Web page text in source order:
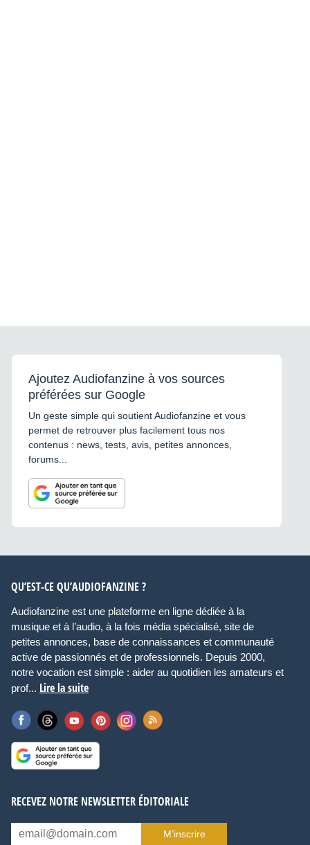
Ajoutez Audiofanzine à vos sources
préférées sur Google
Un geste simple qui soutient Audiofanzine et vous
permet de retrouver plus facilement tous nos
contenus : news, tests, avis, petites annonces,
forums...
QU’EST-CE QU’AUDIOFANZINE ?
Audiofanzine est une plateforme en ligne dédiée à la
musique et à l’audio, à la fois média spécialisé, site de
petites annonces, base de connaissances et communauté
active de passionnés et de professionnels. Depuis 2000,
notre vocation est simple : aider au quotidien les amateurs et
prof... Lire la suite
RECEVEZ NOTRE NEWSLETTER ÉDITORIALE
M’inscrire